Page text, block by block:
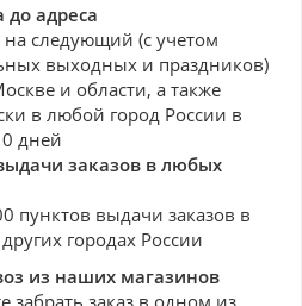
до адреса
следующий (с учетом
выходных и праздников)
и области, а также
в любой город России в
дней
заказов в любых
пунктов выдачи заказов в
городах России
из наших магазинов
забрать заказ в одном из